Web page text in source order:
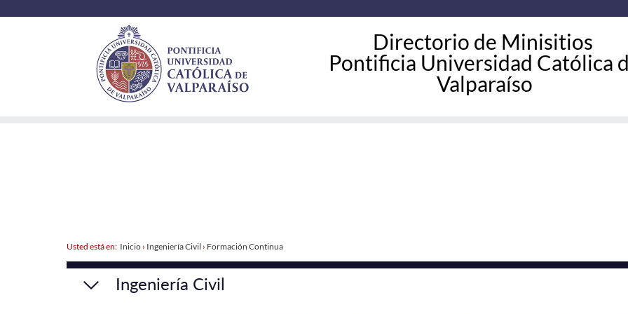
Directorio de Minisitios
Pontificia Universidad Católica
Valparaíso
Usted está en: Inicio› Ingeniería Civil › Formación Continua
Ingeniería Civil